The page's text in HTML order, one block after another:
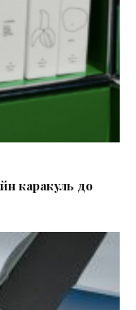
каракуль до